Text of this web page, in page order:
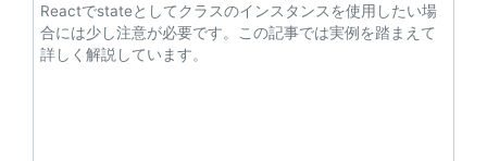
Reactでstateとしてクラスのインスタンスを使用したい場
合には少し注意が必要です。この記事では実例を踏まえて
詳しく解説しています。